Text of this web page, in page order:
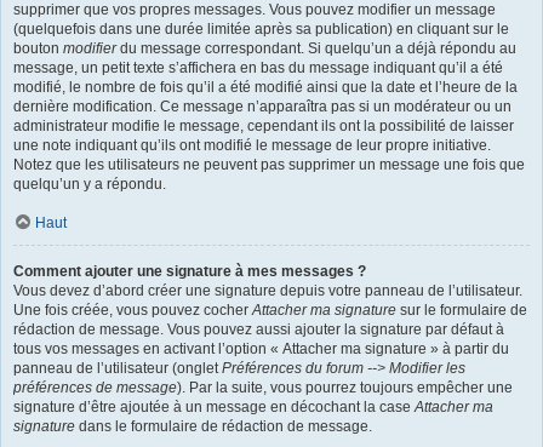
supprimer que vos propres messages. Vous pouvez modifier un message
(quelquefois dans une durée limitée après sa publication) en cliquant sur le
bouton modifierdu message correspondant. Si quelqu’un a déjà répondu au
message, un petit texte s’affichera en bas du message indiquant qu’il a été
modifié, le nombre de fois qu’il a été modifié ainsi que la date et l’heure de la
dernière modification. Ce message n’apparaîtra pas si un modérateur ou un
administrateur modifie le message, cependant ils ont la possibilité de laisser
une note indiquant qu’ils ont modifié le message de leur propre initiative.
Notez que les utilisateurs ne peuvent pas supprimer un message une fois que
quelqu’un y a répondu.
Haut
Comment ajouter une signature à mes messages ?
Vous devez d’abord créer une signature depuis votre panneau de l’utilisateur.
Une fois créée, vous pouvez cocherAttacher ma signature sur le formulaire de
rédaction de message. Vous pouvez aussi ajouter la signature par défaut à
tous vos messages en activant l’option « Attacher ma signature » à partir du
panneau de l’utilisateur (ongletPréférences du forum --> Modifier les
préférences de message). Par la suite, vous pourrez toujours empêcher une
signature d’être ajoutée à un message en décochant la caseAttacher ma
signature dans le formulaire de rédaction de message.